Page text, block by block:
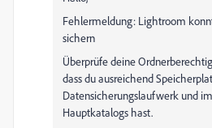
Fehlermeldung: Lightroom
sichern
Überprüfe deine
dass du ausreichend
Datensicherungslaufwerk und
Hauptkatalogs hast.